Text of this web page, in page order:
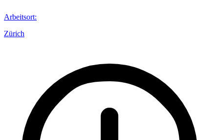
Arbeitsort:
Zürich